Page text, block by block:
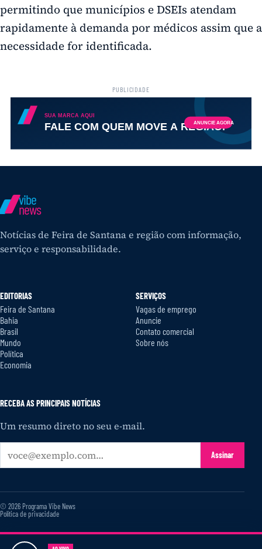
permitindo que municípios e DSEIs atendam
rapidamente à demanda por médicos assim que a
necessidade for identificada.
PUBLICIDADE
vibe
news
Notícias de Feira de Santana e região com informação,
serviço e responsabilidade.
EDITORIAS
Feira de Santana
Bahia
Brasil
Mundo
Política
Economia
SERVIÇOS
Vagas de emprego
Anuncie
Contato comercial
Sobre nós
RECEBA AS PRINCIPAIS NOTÍCIAS
Um resumo direto no seu e-mail.
Assinar
© 2026 Programa Vibe News
Política de privacidade